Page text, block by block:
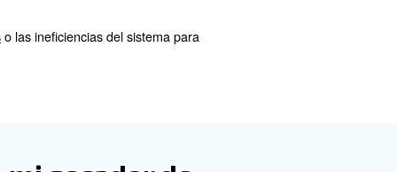
a identificar problemas con antelación y a evitar
vida útil óptimos.
al rendimiento de